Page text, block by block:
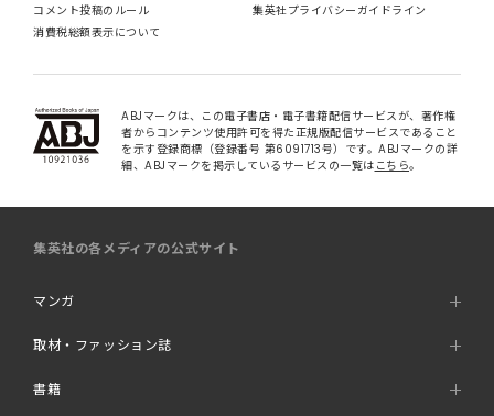
コメント投稿のルール
集英社プライバシーガイドライン
消費税総額表示について
ABJマークは、この電子書店・電子書籍配信サービスが、著作権
者からコンテンツ使用許可を得た正規版配信サービスであること
を示す登録商標（登録番号 第6091713号）です。ABJマークの詳
細、ABJマークを掲示しているサービスの一覧は こちら。
集英社の各メディアの公式サイト
マンガ
取材・ファッション誌
書籍